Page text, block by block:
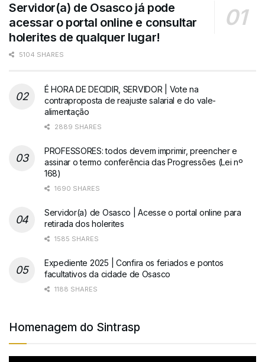
Servidor(a) de Osasco já pode
acessar o portal online e consultar
holerites de qualquer lugar!
5104 SHARES
É HORA DE DECIDIR, SERVIDOR | Vote na
contraproposta de reajuste salarial e do vale-
alimentação
2889 SHARES
PROFESSORES: todos devem imprimir, preencher e
assinar o termo conferência das Progressões (Lei nº
168)
1690 SHARES
Servidor(a) de Osasco | Acesse o portal online para
retirada dos holerites
1585 SHARES
Expediente 2025 | Confira os feriados e pontos
facultativos da cidade de Osasco
1188 SHARES
Homenagem do Sintrasp